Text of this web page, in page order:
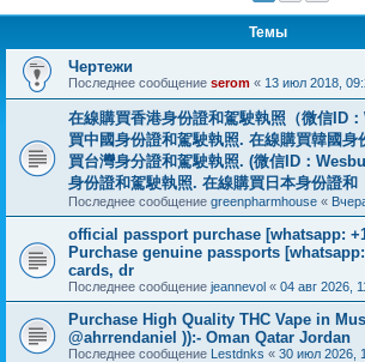
Темы
Чертежи
Последнее сообщение serom « 13 июл 2018,
在線購買香港身份證和駕駛執照（微信ID
買中國身份證和駕駛執照. 在線購買韓國
買台灣身分證和駕駛執照. (微信ID：
身份證和駕駛執照. 在線購買日本身份證和
Последнее сообщение greenpharmhouse «
official passport purchase [whatsapp:
Purchase genuine passports [whatsapp:
cards, dr
Последнее сообщение jeannevol « 04 авг 2026,
Purchase High Quality THC Vape in
@ahrrendaniel )):- Oman Qatar Jordan
Последнее сообщение Lestdnks « 30 июл 2026,